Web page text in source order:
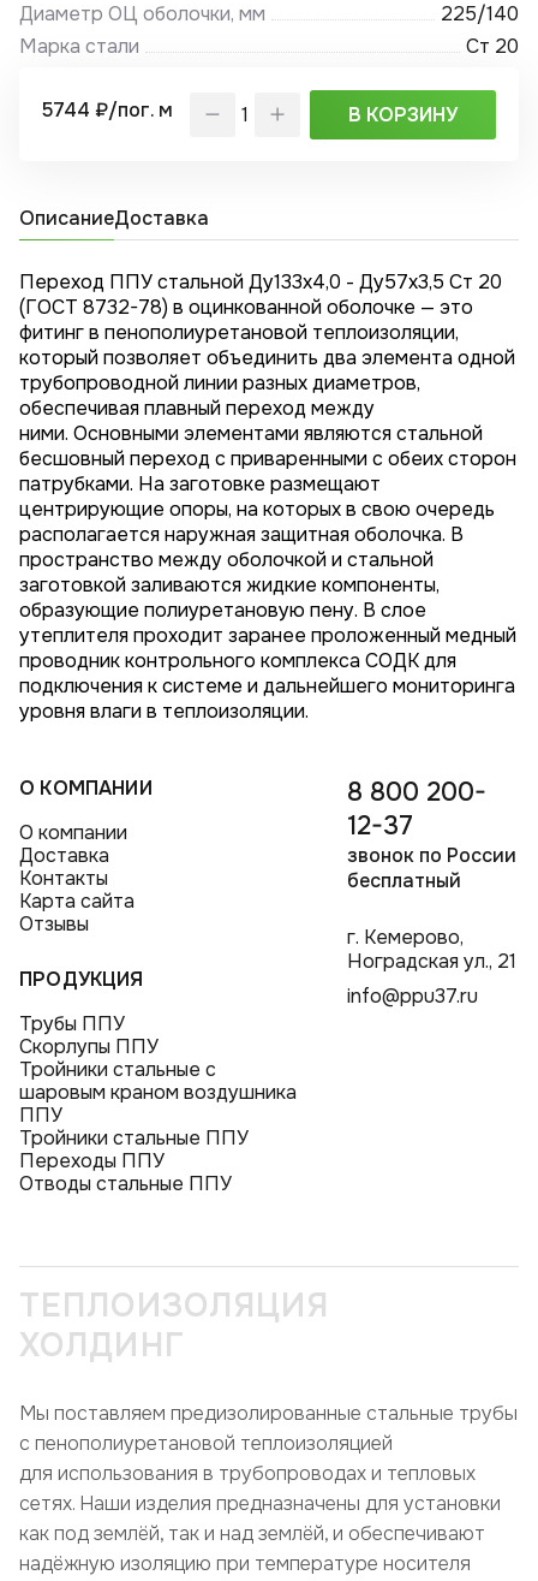
Диаметр ОЦ оболочки, мм
225/140
Марка стали
Ст 20
5744 ₽/пог. м В КОРЗИНУ
ОписаниеДоставка
Переход ППУ стальной Ду133х4,0 - Ду57x3,5 Ст 20
(ГОСТ 8732-78) в оцинкованной оболочке — это
фитинг в пенополиуретановой теплоизоляции,
который позволяет объединить два элемента одной
трубопроводной линии разных диаметров,
обеспечивая плавный переход между
ними. Основными элементами являются стальной
бесшовный переход с приваренными с обеих сторон
патрубками. На заготовке размещают
центрирующие опоры, на которых в свою очередь
располагается наружная защитная оболочка. В
пространство между оболочкой и стальной
заготовкой заливаются жидкие компоненты,
образующие полиуретановую пену. В слое
утеплителя проходит заранее проложенный медный
проводник контрольного комплекса СОДК для
подключения к системе и дальнейшего мониторинга
уровня влаги в теплоизоляции.
О КОМПАНИИ
О компании
Доставка
Контакты
Карта сайта
Отзывы
ПРОДУКЦИЯ
Трубы ППУ
Скорлупы ППУ
Тройники стальные с
шаровым краном воздушника
ППУ
Тройники стальные ППУ
Переходы ППУ
Отводы стальные ППУ
8 800 200-
12-37
звонок по России
бесплатный
г. Кемерово,
Ноградская ул., 21
info@ppu37.ru
ТЕПЛОИЗОЛЯЦИЯ
ХОЛДИНГ
Мы поставляем предизолированные стальные трубы
с пенополиуретановой теплоизоляцией
для использования в трубопроводах и тепловых
сетях. Наши изделия предназначены для установки
как под землёй, так и над землёй, и обеспечивают
надёжную изоляцию при температуре носителя